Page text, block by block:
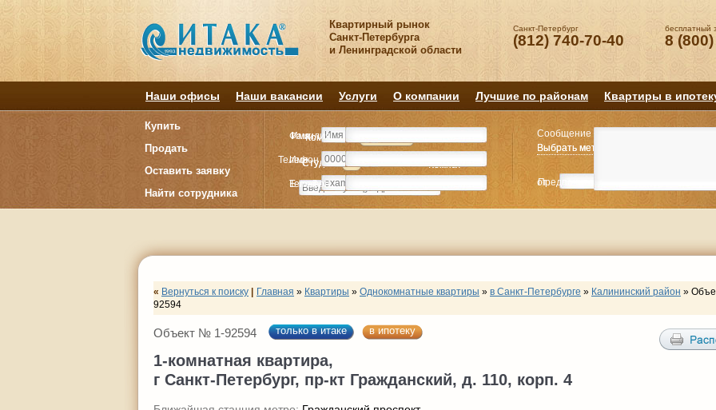
Квартирный рынок
Санкт-Петербурга
и Ленинградской области
Санкт-Петербург
(812) 740-70-40
бесплатный
8
Наши офисы Наши вакансии Услуги О компании Лучшие по районам Квартиры в
Купить
Продать
Оставить заявку
Найти сотрудника
Комнату
Студия Комнат
Выбрать метро
от
Комнату
Студия Комнат
Выбрать метро
Предпочитаемая цена
Имя
Телефон
E-mail
Сообщение
Фамилия
Имя
Телефон
« Вернуться к поиску Главная » Квартиры » Однокомнатные квартиры » в Санкт-Петербурге » Калининский район »
92594
Объект № 1-92594 только в итаке в ипотеку
1-комнатная квартира,
г Санкт-Петербург, пр-кт Гражданский, д. 110, корп. 4